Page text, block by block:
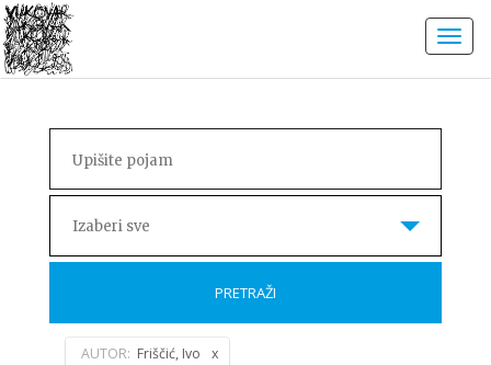
Izaberi sve
PRETRAŽI
AUTOR: Friščić, Ivo